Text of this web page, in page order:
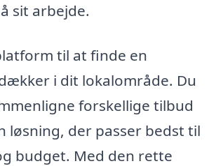
sit arbejde.
til at finde en
i dit lokalområde. Du
forskellige tilbud
løsning, der passer bedst til
budget. Med den rette